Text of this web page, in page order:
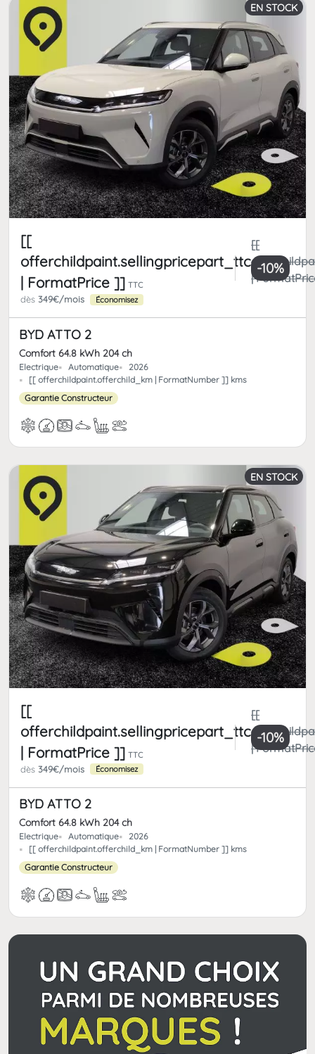
EN STOCK
[[
offerchildpaint.sellingpricepart_ttc
| FormatPrice ]] TTC
[[
|
dès 349€/mois Économisez
-10%
BYD ATTO 2
Comfort 64.8 kWh 204 ch
Electrique Automatique
2026
[[ offerchildpaint.offerchild_km | FormatNumber ]] kms
Garantie Constructeur
EN STOCK
[[
offerchildpaint.sellingpricepart_ttc
| FormatPrice ]] TTC
[[
|
dès 349€/mois Économisez
-10%
BYD ATTO 2
Comfort 64.8 kWh 204 ch
Electrique Automatique
2026
[[ offerchildpaint.offerchild_km | FormatNumber ]] kms
Garantie Constructeur